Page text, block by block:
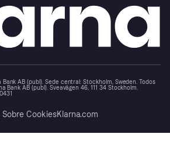
AB (publ). Sede central: Stockholm, Sweden. Todos
Bank AB (publ). Sveavägen 46, 111 34 Stockholm.
Sobre CookiesKlarna.com